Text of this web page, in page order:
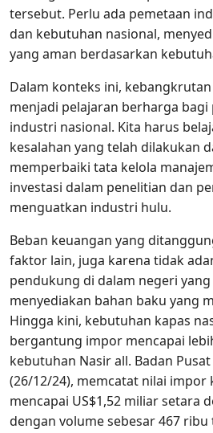
tersebut. Perlu ada pemetaan
dan kebutuhan nasional,
yang aman berdasarkan
Dalam konteks ini,
menjadi pelajaran berharga
industri nasional. Kita harus
kesalahan yang telah dilakukan
memperbaiki tata kelola
investasi dalam penelitian dan
menguatkan industri hulu.
Beban keuangan yang
faktor lain, juga karena tidak
pendukung di dalam negeri
menyediakan bahan baku yang
Hingga kini, kebutuhan kapas
bergantung impor mencapai
kebutuhan Nasir all. Badan
(26/12/24), memcatat nilai impor
mencapai US$1,52 miliar setara
dengan volume sebesar 467